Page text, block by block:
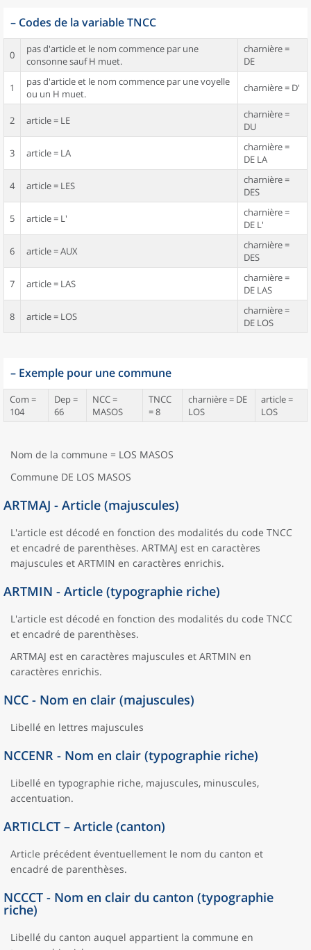
– Codes de la variable TNCC
0
pas d'article et le nom commence par une
consonne sauf H muet.
charnière =
DE
1
pas d'article et le nom commence par une voyelle
ou un H muet.
charnière = D'
2 article = LE
charnière =
DU
3 article = LA
charnière =
DE LA
4 article = LES
charnière =
DES
5 article = L'
charnière =
DE L'
6 article = AUX
charnière =
DES
7 article = LAS
charnière =
DE LAS
8 article = LOS
charnière =
DE LOS
– Exemple pour une commune
Com =
104
Dep =
66
NCC =
MASOS
TNCC
= 8
charnière = DE
LOS
article =
LOS
Nom de la commune = LOS MASOS
Commune DE LOS MASOS
ARTMAJ - Article (majuscules)
L'article est décodé en fonction des modalités du code TNCC
et encadré de parenthèses. ARTMAJ est en caractères
majuscules et ARTMIN en caractères enrichis.
ARTMIN - Article (typographie riche)
L'article est décodé en fonction des modalités du code TNCC
et encadré de parenthèses.
ARTMAJ est en caractères majuscules et ARTMIN en
caractères enrichis.
NCC - Nom en clair (majuscules)
Libellé en lettres majuscules
NCCENR - Nom en clair (typographie riche)
Libellé en typographie riche, majuscules, minuscules,
accentuation.
ARTICLCT – Article (canton)
Article précédent éventuellement le nom du canton et
encadré de parenthèses.
NCCCT - Nom en clair du canton (typographie
riche)
Libellé du canton auquel appartient la commune en